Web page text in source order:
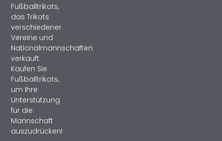
Fußballtrikots,
das Trikots
verschiedener
Vereine und
Nationalmannschaften
verkauft.
Kaufen Sie
Fußballtrikots,
um Ihre
Unterstützung
für die
Mannschaft
auszudrücken!